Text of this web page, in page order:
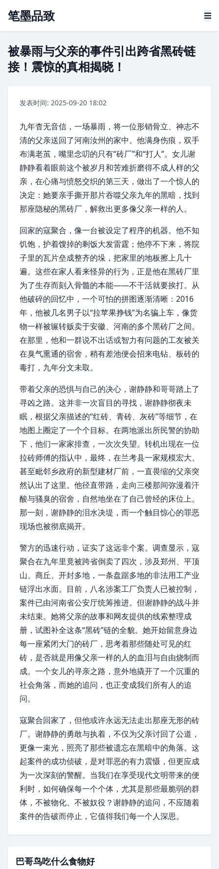
笔墨品致
被暴雨与父亲的事件引出跨省黑砖链
接！震惊的真相揭晓！
发表时间: 2025-09-20 18:02
九年杳无音信，一场暴雨，将一位形销骨立、神志不
清的父亲送回了河南汝州的家中。他满身伤痕，双手
布满老茧，嘴里念叨的只有“砖厂”和“打人”。女儿谢
静静看着眼前这个被岁月和苦难折磨得不成人样的父
亲，在心痛与愤怒交织的第三天，做出了一个惊人的
决定：她要亲手撕开那片吞噬父亲九年的黑暗，找到
那座隐秘的黑砖厂，解救出更多像父亲一样的人。
回家的寇聚合，像一台被设定了程序的机器。他不知
饥饱，护着馊掉的剩饭大发雷霆；他停不下来，将院
子里的瓦片垒成整齐的垛，把家里的地板擦上几十
遍。这些在家人看来怪异的行为，正是他在黑砖厂里
为了生存而刻入骨髓的本能——不干活就要挨打。从
他破碎的回忆中，一个可怕的拼图逐渐清晰：2016
年，他被几名男子以“拉苹果挣钱”为名骗上车，像货
物一样被辗转贩卖于安徽、 河南的多个黑砖厂之间。
在那里，他和一群说不出话或智力有问题的工友被关
在臭气熏通的宿舍，稍有差池便会招来电钻、板砖的
毒打，九年分文未取。
带着父亲的恐惧与自己的决心，谢静静和哥哥踏上了
寻凶之路。这并非一次盲目的寻找，谢静静彻夜未
眠，根据父亲描述的“红砖、青砖、灰砖”等细节，在
地图上圈定了一个个目标。在两地派出所民警的协助
下，他们一家家排查，一次次失望。转机出现在一位
拉砖师傅的指认中，最终，在兰考县一家规模宏大、
甚至毗邻乡政府的新型建材厂前，一直畏缩的父亲突
然认出了这里。他径直带路，走向三楼那间弥漫着汗
酸与骚臭的宿舍，自然地坐在了自己曾经的床位上。
那一刻，谢静静的泪水决堤，而一个触目惊心的罪恶
现场也被彻底揭开。
警方的迅速行动，证实了这远非个案。调查显示，寇
聚合在九年里竟被跨省倒卖了四次，涉及郑州、 平顶
山、 商丘、 开封多地，一条盘踞多地的非法用工产业
链浮出水面。目前，八名涉案工厂负责人已被控制，
案件已由河南省公安厅统筹推进。但谢静静的战斗并
未结束。她将父亲的故事和网友提供的线索整理成
册，试图补全这条“黑砖”链的全貌。她开始留意身边
每一座紧闭大门的砖厂，思考着那些随处可见的红
砖，是否就是用像父亲一样的人的血泪与自由烧制而
成。一个女儿的寻亲之路，意外地撬开了一个沉重的
社会角落，而她的追问，也正变成我们所有人的追
问。
寇聚合回家了，但他或许永远无法走出那座无形的砖
厂。谢静静的勇敢与执着，不仅为父亲讨回了公道，
更像一束光，照亮了那些被遗忘在黑暗中的角落。这
起案件的成功侦破，是对罪恶的有力震慑，但更应成
为一次深刻的警醒。当我们在享受现代文明带来的便
利时，如何确保每一个个体，尤其是那些最脆弱的群
体，不被物化、不被奴役？谢静静的追问，不应随着
案件的告破而停止，它值得我们每一个人深思。
巴哥鸟吃什么食物好